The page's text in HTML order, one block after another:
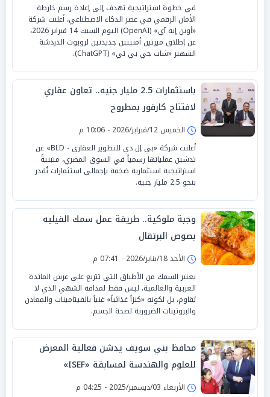
في خطوة استراتيجية تهدف إلى إعادة رسم خارطة
الأمان الرقمي في عصر الذكاء الاصطناعي، أعلنت شركة
«أوبن إيه آي» (OpenAI) اليوم السبت 14 فبراير 2026،
عن إطلاق ميزتين أمنيتين جديدتين لروبوت الدردشة
الشهير «شات جي بي تي» (ChatGPT).
باستثمارات 2.5 مليار جنيه.. تعاون عقاري
لافتتاح كارفور بمطروح
الخميس 12/فبراير/2026 - 10:06 م
أعلنت شركة «بي إل دي للتطوير العقاري - BLD» عن
تدشين عملياتها رسمياً في السوق المصري، متبنيةً
استراتيجية استثمارية ضخمة بإجمالي استثمارات تُقدر
بنحو 2.5 مليار جنيه.
وجبة ملوكية.. طريقة عمل سمك الفيليه
بصوص البرتقال
الأحد 18/يناير/2026 - 07:41 م
يعتبر السمك من الأطباق التي تتربع على عرش المائدة
العربية والعالمية، ليس فقط لمذاقه الشهي الذي لا
يُقاوم، بل لكونه «كنزاً غذائياً» غنياً بالفيتامينات والمعادن
والبروتينات الضرورية لصحة الجسم.
محافظ بني سويف يدشن فعالية المعرض
للعلوم والهندسة لمسابقة «ISEF»
الأربعاء 03/ديسمبر/2025 - 04:25 م